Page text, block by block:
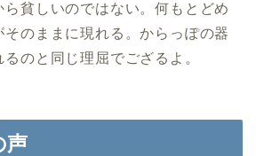
ら貧しいのではない。何もとどめ
のままに現れる。からっぽの器
のと同じ理屈でござるよ。
声